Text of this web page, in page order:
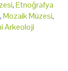
,Etnoğrafya
,Mozaik Müzesi,
Arkeoloji